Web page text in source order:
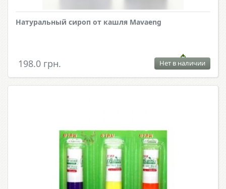
Натуральный сироп от кашля Mavaeng
198.0 грн. Нет в наличии